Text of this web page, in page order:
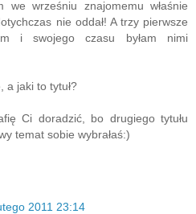
we wrześniu znajomemu właśnie
nie oddał! A trzy pierwsze
i swojego czasu byłam nimi
a jaki to tytuł?
Ci doradzić, bo drugiego tytułu
temat sobie wybrałaś:)
2011 23:14